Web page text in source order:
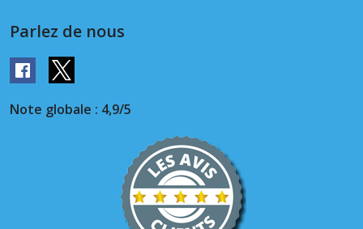
Parlez de nous
Note globale : 4,9/5